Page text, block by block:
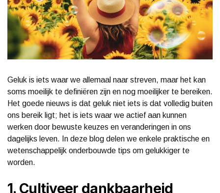
Geluk is iets waar we allemaal naar streven, maar het kan
soms moeilijk te definiëren zijn en nog moeilijker te bereiken.
Het goede nieuws is dat geluk niet iets is dat volledig buiten
ons bereik ligt; het is iets waar we actief aan kunnen
werken door bewuste keuzes en veranderingen in ons
dagelijks leven. In deze blog delen we enkele praktische en
wetenschappelijk onderbouwde tips om gelukkiger te
worden.
1. Cultiveer dankbaarheid